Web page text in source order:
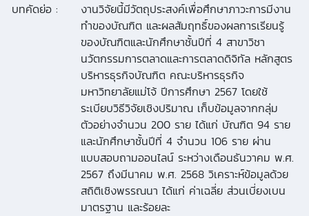
บทคัดย่อ :
งานวิจัยนี้มีวัตถุประสงค์เพื่อศึกษาภาวะการมีงาน
ทำของบัณฑิต และผลสัมฤทธิ์ของผลการเรียนรู้
ของบัณฑิตและนักศึกษาชั้นปีที่ 4 สาขาวิชา
นวัตกรรมการตลาดและการตลาดดิจิทัล หลักสูตร
บริหารธุรกิจบัณฑิต คณะบริหารธุรกิจ
มหาวิทยาลัยแม่โจ้ ปีการศึกษา 2567 โดยใช้
ระเบียบวิธีวิจัยเชิงปริมาณ เก็บข้อมูลจากกลุ่ม
ตัวอย่างจำนวน 200 ราย ได้แก่ บัณฑิต 94 ราย
และนักศึกษาชั้นปีที่ 4 จำนวน 106 ราย ผ่าน
แบบสอบถามออนไลน์ ระหว่างเดือนธันวาคม พ.ศ.
2567 ถึงมีนาคม พ.ศ. 2568 วิเคราะห์ข้อมูลด้วย
สถิติเชิงพรรณนา ได้แก่ ค่าเฉลี่ย ส่วนเบี่ยงเบน
มาตรฐาน และร้อยละ